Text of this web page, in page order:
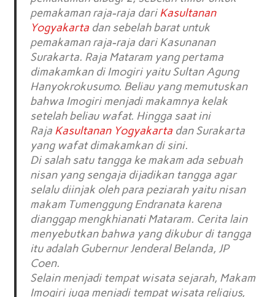
pemakaman raja-raja dariKasultanan
Yogyakarta dan sebelah barat untuk
pemakaman raja-raja dari Kasunanan
Surakarta. Raja Mataram yang pertama
dimakamkan di Imogiri yaitu Sultan Agung
Hanyokrokusumo. Beliau yang memutuskan
bahwa Imogiri menjadi makamnya kelak
setelah beliau wafat. Hingga saat ini
Raja Kasultanan Yogyakarta dan Surakarta
yang wafat dimakamkan di sini.
Di salah satu tangga ke makam ada sebuah
nisan yang sengaja dijadikan tangga agar
selalu diinjak oleh para peziarah yaitu nisan
makam Tumenggung Endranata karena
dianggap mengkhianati Mataram. Cerita lain
menyebutkan bahwa yang dikubur di tangga
itu adalah Gubernur Jenderal Belanda, JP
Coen.
Selain menjadi tempat wisata sejarah, Makam
Imogiri juga menjadi tempat wisata religius,